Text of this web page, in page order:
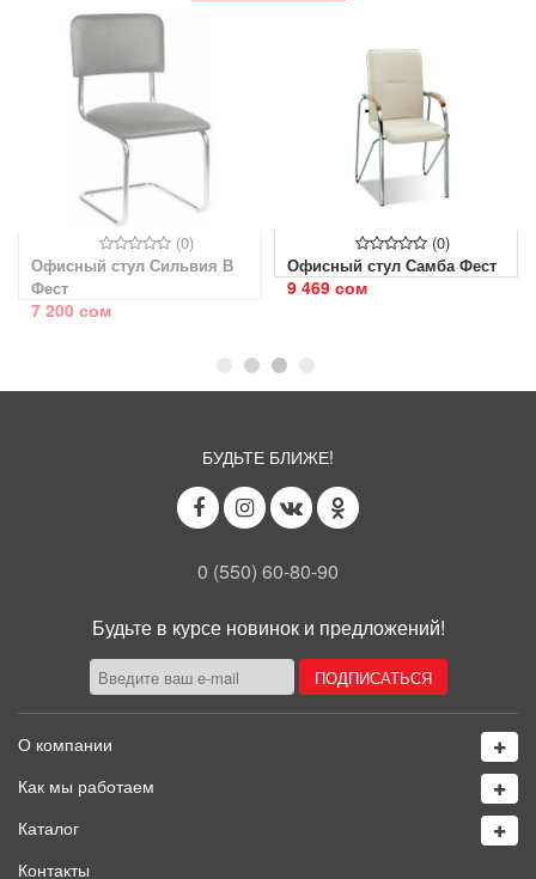
(0)
Офисный стул Марс
4 128 сом
Полозия T-8010N-LOW-V
черный
БУДЬТЕ БЛИЖЕ!
0 (550) 60-80-90
Будьте в курсе новинок и предложений!
О компании
Как мы работаем
Каталог
Контакты